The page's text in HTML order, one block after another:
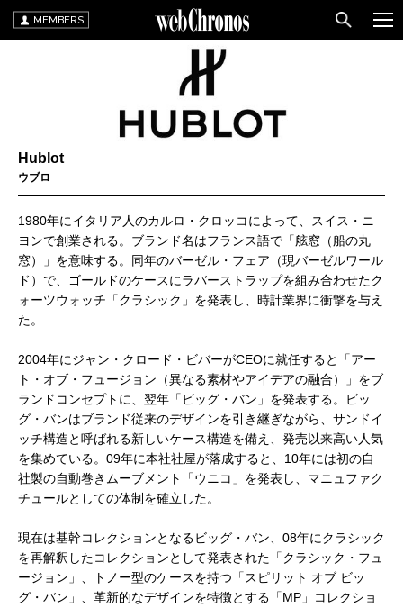
MEMBERS
Hublot
ウブロ
1980年にイタリア人のカルロ・クロッコによって、スイス・ニ
ヨンで創業される。ブランド名はフランス語で「舷窓（船の丸
窓）」を意味する。同年のバーゼル・フェア（現バーゼルワール
ド）で、ゴールドのケースにラバーストラップを組み合わせたク
ォーツウォッチ「クラシック」を発表し、時計業界に衝撃を与え
た。
2004年にジャン・クロード・ビバーがCEOに就任すると「アー
ト・オブ・フュージョン（異なる素材やアイデアの融合）」をブ
ランドコンセプトに、翌年「ビッグ・バン」を発表する。ビッ
グ・バンはブランド従来のデザインを引き継ぎながら、サンドイ
ッチ構造と呼ばれる新しいケース構造を備え、発売以来高い人気
を集めている。09年に本社社屋が落成すると、10年には初の自
社製の自動巻きムーブメント「ウニコ」を発表し、マニュファク
チュールとしての体制を確立した。
現在は基幹コレクションとなるビッグ・バン、08年にクラシック
を再解釈したコレクションとして発表された「クラシック・フュ
ージョン」、トノー型のケースを持つ「スピリット オブ ビッ
グ・バン」、革新的なデザインを特徴とする「MP」コレクショ